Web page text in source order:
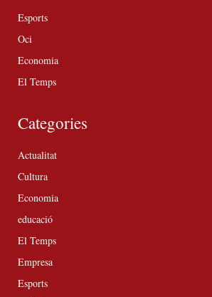
Esports
Oci
Economia
El Temps
Categories
Actualitat
Cultura
Economia
educació
El Temps
Empresa
Esports